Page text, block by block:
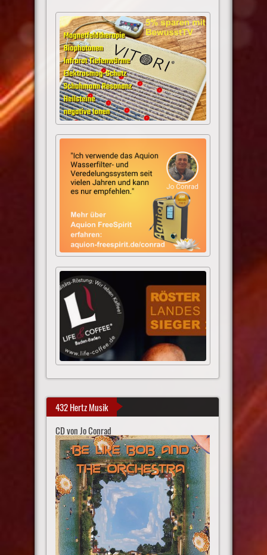
432 Hertz Musik
CD von Jo Conrad